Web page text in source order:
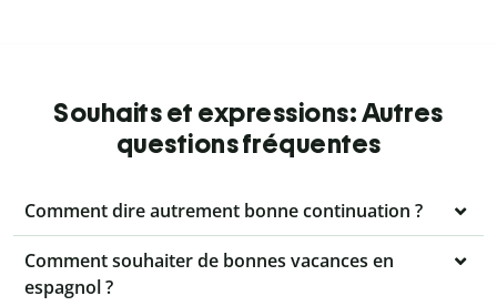
Souhaits et expressions: Autres
questions fréquentes
Comment dire autrement bonne continuation ?
Comment souhaiter de bonnes vacances en
espagnol ?